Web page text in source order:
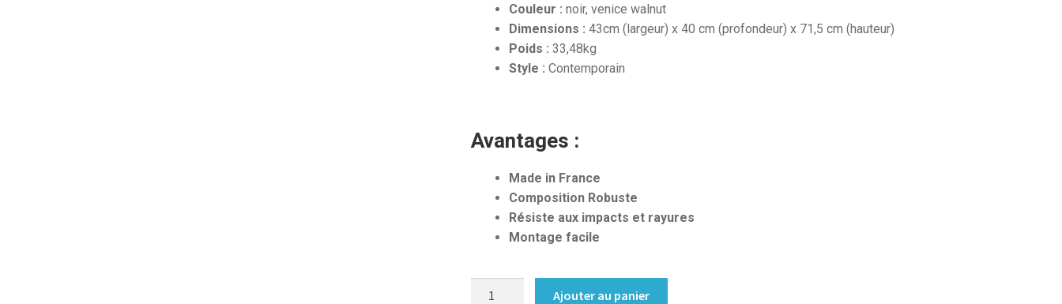
Couleur : noir, venice walnut
Dimensions : 43cm (largeur) x 40 cm (profondeur) x 71,5 cm (hauteur)
Poids : 33,48kg
Style : Contemporain
Avantages :
Made in France
Composition Robuste
Résiste aux impacts et rayures
Montage facile
Ajouter au panier